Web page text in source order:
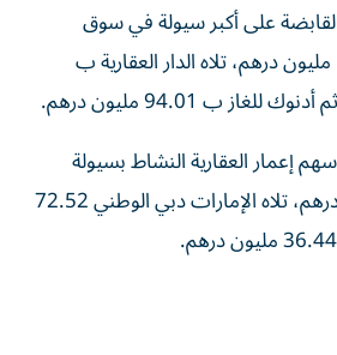
على أكبر سيولة في سوق
أبوظبي بقيمة 122.14 مليون درهم، تلاه الدار العقارية ب
العقارية النشاط بسيولة
بلغت 220.83 مليون درهم، تلاه الإمارات دبي الوطني 72.52